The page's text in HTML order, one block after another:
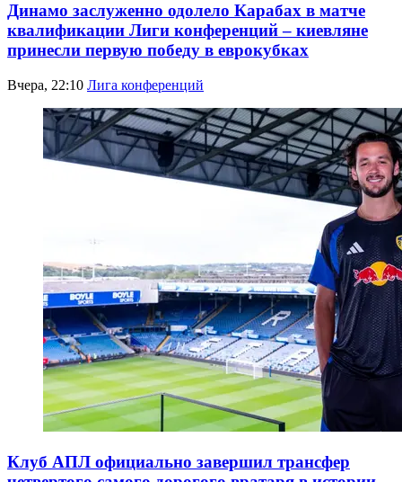
Динамо заслуженно одолело Карабах в матче
квалификации Лиги конференций – киевляне
принесли первую победу в еврокубках
Вчера, 22:10 Лига конференций
Клуб АПЛ официально завершил трансфер